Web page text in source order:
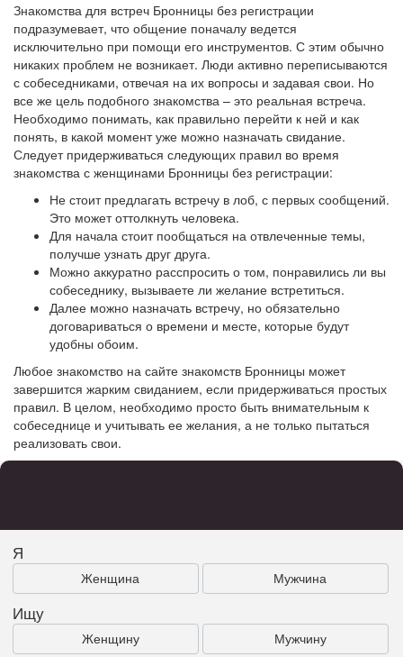
Знакомства для встреч Бронницы без регистрации
подразумевает, что общение поначалу ведется
исключительно при помощи его инструментов. С этим обычно
никаких проблем не возникает. Люди активно переписываются
с собеседниками, отвечая на их вопросы и задавая свои. Но
все же цель подобного знакомства – это реальная встреча.
Необходимо понимать, как правильно перейти к ней и как
понять, в какой момент уже можно назначать свидание.
Следует придерживаться следующих правил во время
знакомства с женщинами Бронницы без регистрации:
Не стоит предлагать встречу в лоб, с первых сообщений.
Это может оттолкнуть человека.
Для начала стоит пообщаться на отвлеченные темы,
получше узнать друг друга.
Можно аккуратно расспросить о том, понравились ли вы
собеседнику, вызываете ли желание встретиться.
Далее можно назначать встречу, но обязательно
договариваться о времени и месте, которые будут
удобны обоим.
Любое знакомство на сайте знакомств Бронницы может
завершится жарким свиданием, если придерживаться простых
правил. В целом, необходимо просто быть внимательным к
собеседнице и учитывать ее желания, а не только пытаться
реализовать свои.
Я
Женщина Мужчина
Ищу
Женщину Мужчину